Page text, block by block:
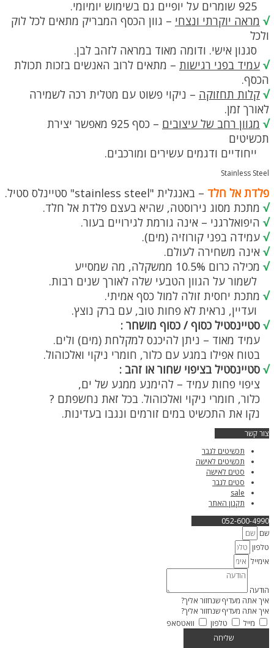
√ מראה יוקרתי ונצחי – גוון הכסף המבריק מתאים לכל לוק
ולכל
סגנון אישי. ודומה מאוד במראה לזהב לבן.
√ עמיד בפני רגישות – מתאים לרוב האנשים בזכות תכולת
הכסף.
√ קלות תחזוקה – ניקוי פשוט עם מטלית רכה לשמירה
לאורך זמן.
√ מגוון רחב של עיצובים
– כסף 925 מאפשר יצירת
תכשיטים
ייחודיים ודגמים עשירים ומורכבים.
Stainless Steel
פלדת אל חלד – באנגלית "stainless steel" סטיינלס סטיל.
√ מתכת מסוג נירוסטה, שהיא בעצם פלדת אל חלד.
√ היפואלרגני – אינה גורמת לגירויים בעור.
√ עמידה בפני קורוזיה (מים).
√ אינה משחירה לעולם.
√ מכילה כרום 10.5% ממשקלה, מה שמסייע
לשמור על הגוון הטבעי שלה לאורך שנים רבות.
√ מתכת יחסית זולה למול כסף אמיתי.
ועדיין, נראית לא פחות טוב, עם ברק נוצץ.
√ סטיינסטיל כסוף / כסוף מושחר :
עמיד מאוד – ניתן להיכנס למקלחת (מים) ולים.
בטוח אפילו במגע עם כלור, חומרי ניקוי ואלכוהול.
√ סטיינסטיל בציפוי שחור או זהב :
ציפוי פחות עמיד – להימנע ממגע של ים,
כלור, חומרי ניקוי ואלכוהול. בכל זאת נחשפתם ?
נקו את התכשיט במים זורמים ונגבו בעדינות.
צור קשר
תכשיטים לגבר
תכשיטים לאישה
סטים לאישה
סטים לגבר
sale
תקנון האתר
052-600-4990
שם
טלפון
אימייל
הודעה
איך אתה מעדיף שנחזור אליך?
איך אתה מעדיף שנחזור אליך?
מייל
טלפון
וואטסאפ
שליחה